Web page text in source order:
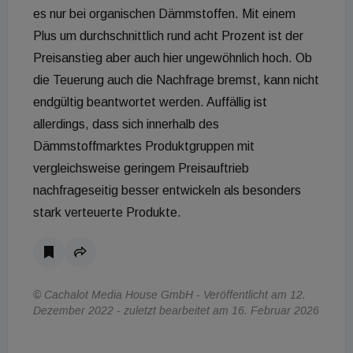
es nur bei organischen Dämmstoffen. Mit einem
Plus um durchschnittlich rund acht Prozent ist der
Preisanstieg aber auch hier ungewöhnlich hoch. Ob
die Teuerung auch die Nachfrage bremst, kann nicht
endgültig beantwortet werden. Auffällig ist
allerdings, dass sich innerhalb des
Dämmstoffmarktes Produktgruppen mit
vergleichsweise geringem Preisauftrieb
nachfrageseitig besser entwickeln als besonders
stark verteuerte Produkte.
© Cachalot Media House GmbH - Veröffentlicht am 12.
Dezember 2022 - zuletzt bearbeitet am 16. Februar 2026